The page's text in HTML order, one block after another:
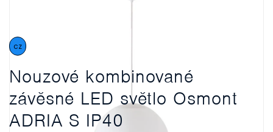
Nouzové kombinované
závěsné LED světlo Osmont
ADRIA S IP40
cz